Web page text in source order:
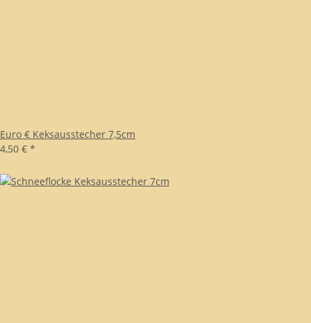
Euro € Keksausstecher 7,5cm
4,50 € *